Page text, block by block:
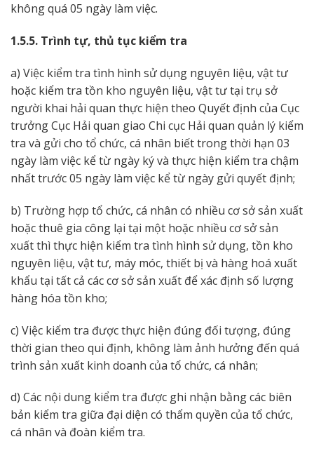
không quá 05 ngày làm việc.
1.5.5. Trình tự, thủ tục kiểm tra
a) Việc kiểm tra tình hình sử dụng nguyên liệu, vật tư
hoặc kiểm tra tồn kho nguyên liệu, vật tư tại trụ sở
người khai hải quan thực hiện theo Quyết định của Cục
trưởng Cục Hải quan giao Chi cục Hải quan quản lý kiểm
tra và gửi cho tổ chức, cá nhân biết trong thời hạn 03
ngày làm việc kể từ ngày ký và thực hiện kiểm tra chậm
nhất trước 05 ngày làm việc kể từ ngày gửi quyết định;
b) Trường hợp tổ chức, cá nhân có nhiều cơ sở sản xuất
hoặc thuê gia công lại tại một hoặc nhiều cơ sở sản
xuất thì thực hiện kiểm tra tình hình sử dụng, tồn kho
nguyên liệu, vật tư, máy móc, thiết bị và hàng hoá xuất
khẩu tại tất cả các cơ sở sản xuất để xác định số lượng
hàng hóa tồn kho;
c) Việc kiểm tra được thực hiện đúng đối tượng, đúng
thời gian theo qui định, không làm ảnh hưởng đến quá
trình sản xuất kinh doanh của tổ chức, cá nhân;
d) Các nội dung kiểm tra được ghi nhận bằng các biên
bản kiểm tra giữa đại diện có thẩm quyền của tổ chức,
cá nhân và đoàn kiểm tra.